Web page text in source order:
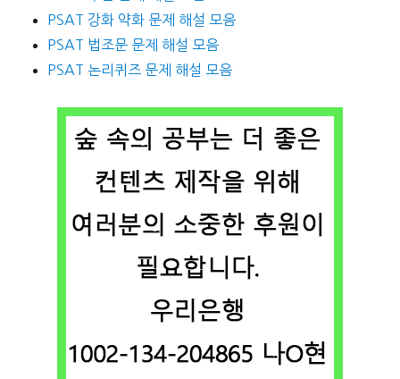
PSAT 강화 약화 문제 해설 모음
PSAT 법조문 문제 해설 모음
PSAT 논리퀴즈 문제 해설 모음